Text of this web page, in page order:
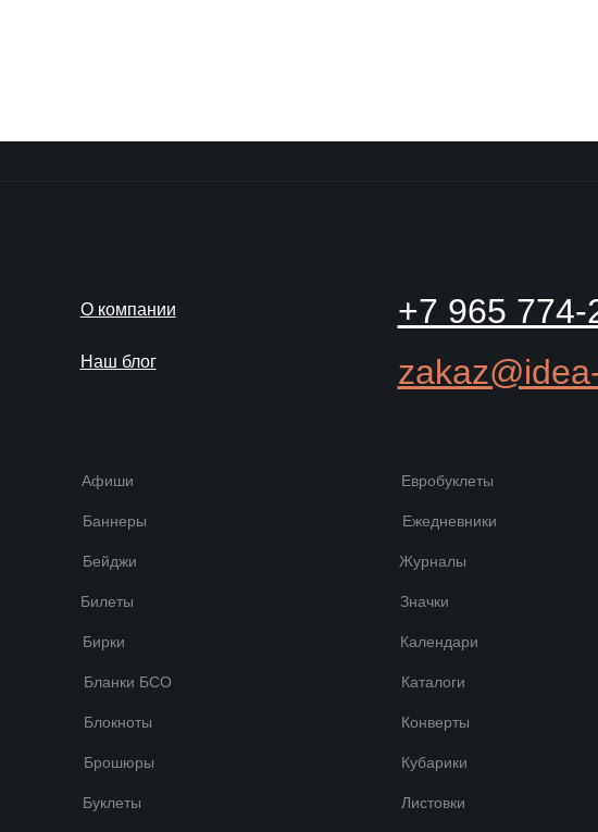
О компании
Наш блог
+7 965 774-
Афиши
Баннеры
Бейджи
Билеты
Бирки
Бланки БСО
Блокноты
Брошюры
Буклеты
Евробуклеты
Ежедневники
Журналы
Значки
Календари
Каталоги
Конверты
Кубарики
Листовки